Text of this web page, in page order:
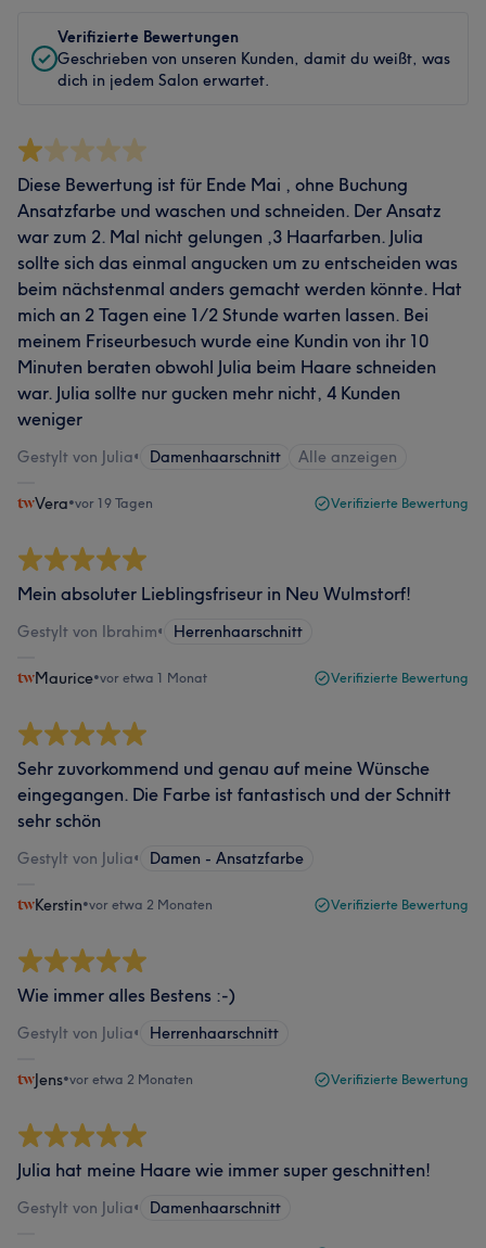
Verifizierte Bewertungen
Geschrieben von unseren Kunden, damit du weißt, was
dich in jedem Salon erwartet.
Diese Bewertung ist für Ende Mai , ohne Buchung
Ansatzfarbe und waschen und schneiden. Der Ansatz
war zum 2. Mal nicht gelungen ,3 Haarfarben. Julia
sollte sich das einmal angucken um zu entscheiden was
beim nächstenmal anders gemacht werden könnte. Hat
mich an 2 Tagen eine 1/2 Stunde warten lassen. Bei
meinem Friseurbesuch wurde eine Kundin von ihr 10
Minuten beraten obwohl Julia beim Haare schneiden
war. Julia sollte nur gucken mehr nicht, 4 Kunden
weniger
Gestylt von Julia• Damenhaarschnitt Alle anzeigen
Vera•vor 19 Tagen Verifizierte Bewertung
Mein absoluter Lieblingsfriseur in Neu Wulmstorf!
Gestylt von Ibrahim• Herrenhaarschnitt
Maurice•vor etwa 1 Monat Verifizierte Bewertung
Sehr zuvorkommend und genau auf meine Wünsche
eingegangen. Die Farbe ist fantastisch und der Schnitt
sehr schön
Gestylt von Julia• Damen - Ansatzfarbe
Kerstin•vor etwa 2 Monaten Verifizierte Bewertung
Wie immer alles Bestens :-)
Gestylt von Julia• Herrenhaarschnitt
Jens•vor etwa 2 Monaten Verifizierte Bewertung
Julia hat meine Haare wie immer super geschnitten!
Gestylt von Julia• Damenhaarschnitt